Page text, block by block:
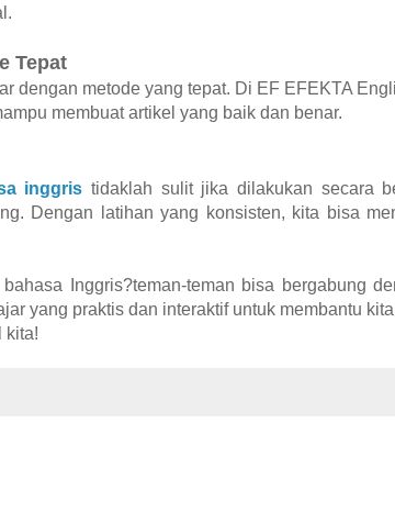
Tepat
dengan metode yang tepat. Di EF EFEKTA
membuat artikel yang baik dan benar.
inggris tidaklah sulit jika dilakukan secara
Dengan latihan yang konsisten, kita bisa
Inggris?teman-teman bisa bergabung
yang praktis dan interaktif untuk membantu
kita!